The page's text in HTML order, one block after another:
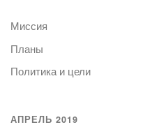
Миссия
Планы
Политика и цели
АПРЕЛЬ 2019